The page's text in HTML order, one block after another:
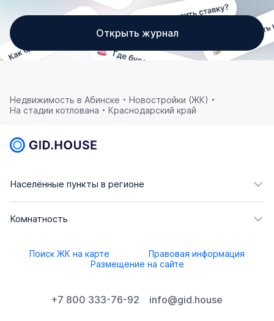
Открыть журнал
Недвижимость в Абинске
Новостройки (ЖК)
На стадии котлована
Краснодарский край
Населённые пункты в регионе
Комнатность
Поиск ЖК на карте
Правовая информация
Размещение на сайте
+7 800 333-76-92 info@gid.house